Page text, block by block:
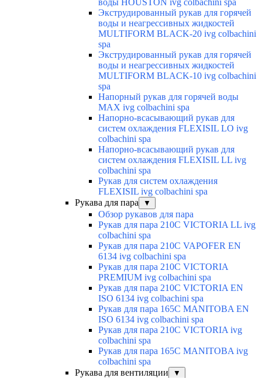
Экструдированный рукав для горячей
воды и неагрессивных жидкостей
MULTIFORM BLACK-20 ivg colbachini
spa
Экструдированный рукав для горячей
воды и неагрессивных жидкостей
MULTIFORM BLACK-10 ivg colbachini
spa
Напорный рукав для горячей воды
MAX ivg colbachini spa
Напорно-всасывающий рукав для
систем охлаждения FLEXISIL LO ivg
colbachini spa
Напорно-всасывающий рукав для
систем охлаждения FLEXISIL LL ivg
colbachini spa
Рукав для систем охлаждения
FLEXISIL ivg colbachini spa
Рукава для пара
▼
Обзор рукавов для пара
Рукав для пара 210C VICTORIA LL ivg
colbachini spa
Рукав для пара 210C VAPOFER EN
6134 ivg colbachini spa
Рукав для пара 210C VICTORIA
PREMIUM ivg colbachini spa
Рукав для пара 210C VICTORIA EN
ISO 6134 ivg colbachini spa
Рукав для пара 165C MANITOBA EN
ISO 6134 ivg colbachini spa
Рукав для пара 210C VICTORIA ivg
colbachini spa
Рукав для пара 165C MANITOBA ivg
colbachini spa
Рукава для вентиляции
▼